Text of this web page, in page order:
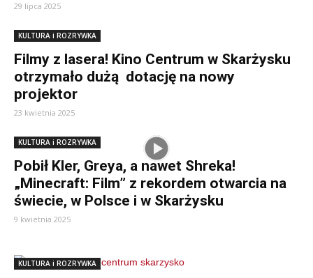
29 lipca 2025
KULTURA i ROZRYWKA
Filmy z lasera! Kino Centrum w Skarżysku
otrzymało dużą dotację na nowy
projektor
23 kwietnia 2025
KULTURA i ROZRYWKA
Pobił Kler, Greya, a nawet Shreka!
„Minecraft: Film” z rekordem otwarcia na
świecie, w Polsce i w Skarżysku
9 kwietnia 2025
KULTURA i ROZRYWKA